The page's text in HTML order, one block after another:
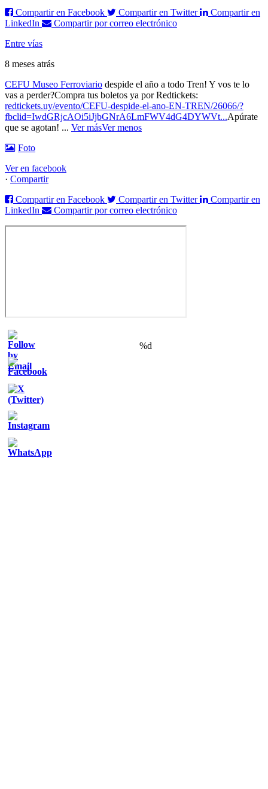
Compartir en Facebook
Compartir en Twitter
Compartir en
LinkedIn
Compartir por correo electrónico
Entre vías
8 meses atrás
CEFU Museo Ferroviario despide el año a todo Tren! Y vos te lo
vas a perder?Compra tus boletos ya por Redtickets:
redtickets.uy/evento/CEFU-despide-el-ano-EN-TREN/26066/?
fbclid=IwdGRjcAOi5iJjbGNrA6LmFWV4dG4DYWVt...Apúrate
que se agotan! ... Ver másVer menos
Foto
Ver en facebook
· Compartir
Compartir en Facebook
Compartir en Twitter
Compartir en
LinkedIn
Compartir por correo electrónico
%d